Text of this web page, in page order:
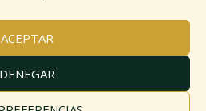
ACEPTAR
DENEGAR
responsabilidad
de cookies
del sitio